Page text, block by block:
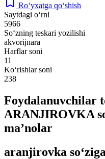
Ro‘yxatga qo‘shish
Saytdagi o‘rni
5966
So‘zning teskari yozilishi
akvorijnara
Harflar soni
11
Ko‘rishlar soni
238
Foydalanuvchilar
ARANJIROVKA
ma’nolar
aranjirovka